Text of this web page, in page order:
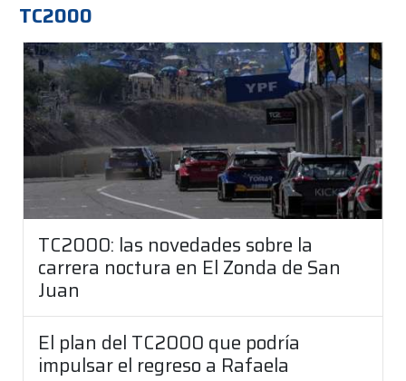
TC2000
TC2000: las novedades sobre la
carrera noctura en El Zonda de San
Juan
El plan del TC2000 que podría
impulsar el regreso a Rafaela